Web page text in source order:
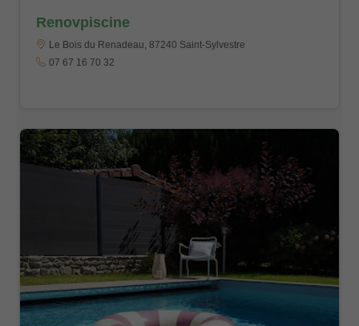
Renovpiscine
Le Bois du Renadeau, 87240 Saint-Sylvestre
07 67 16 70 32